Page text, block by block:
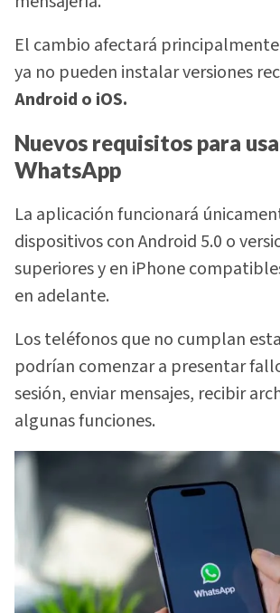
El cambio afectará
ya no pueden instalar versiones
Android o iOS.
Nuevos requisitos para
WhatsApp
La aplicación funcionará
dispositivos con Android 5.0 o
superiores y en iPhone
en adelante.
Los teléfonos que no cumplan
podrían comenzar a presentar
sesión, enviar mensajes, recibir
algunas funciones.